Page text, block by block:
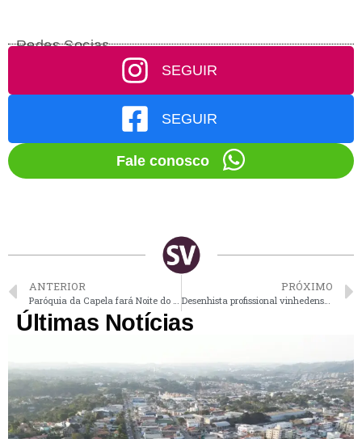
Redes Socias
SEGUIR
SEGUIR
Fale conosco
ANTERIOR
Paróquia da Capela fará Noite do Pastel neste sábado
PRÓXIMO
Desenhista profissional vinhedense, Torione homenageia famosos
Últimas Notícias